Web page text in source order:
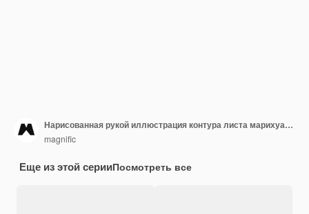
Нарисованная рукой иллюстрация контура листа марихуаны
magnific
Еще из этой серииПосмотреть все